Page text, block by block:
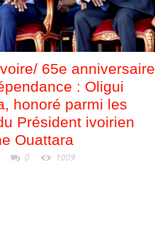
65e anniversaire
: Oligui
honoré parmi les
Président ivoirien
Ouattara
0 1009